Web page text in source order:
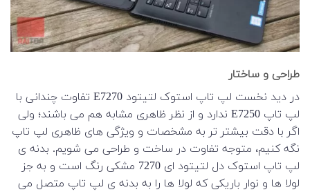
طراحی و ساختار
در دید نخست لپ تاپ استوک لتیتود E7270 تفاوت چندانی با
لپ تاپ E7250 ندارد و از نظر ظاهری مشابه هم می باشند؛ ولی
اگر با دقت بیشتر تر به مشخصات و ویژگی های ظاهری لپ تاپ
نگه کنیم، متوجه تفاوت در ساخت و طراحی می شویم. بدنه ی
لپ تاپ استوک دل لتیتود ای 7270 مشکی رنگ است و به جز
لولا ها و نوار باریکی که لولا ها را به بدنه ی لپ تاپ متصل می